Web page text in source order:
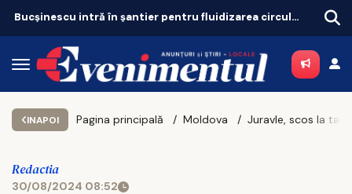
Bucșinescu intră în șantier pentru fluidizarea circulației
INAPOI Pagina principală Moldova
Redactia
30/08/2024 08:52